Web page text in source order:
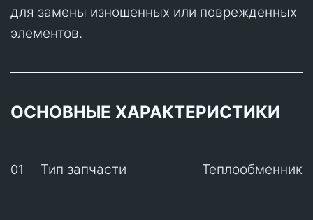
для замены изношенных или поврежденных
элементов.
ОСНОВНЫЕ ХАРАКТЕРИСТИКИ
01 Тип запчасти Теплообменник